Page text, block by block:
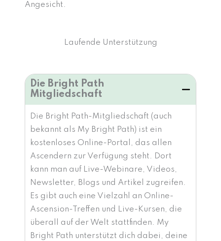
Angesicht.
Laufende Unterstützung
Die Bright Path
Mitgliedschaft
Die Bright Path-Mitgliedschaft (auch
bekannt als My Bright Path) ist ein
kostenloses Online-Portal, das allen
Ascendern zur Verfügung steht. Dort
kann man auf Live-Webinare, Videos,
Newsletter, Blogs und Artikel zugreifen.
Es gibt auch eine Vielzahl an Online-
Ascension-Treffen und Live-Kursen, die
überall auf der Welt stattfinden. My
Bright Path unterstützt dich dabei, deine